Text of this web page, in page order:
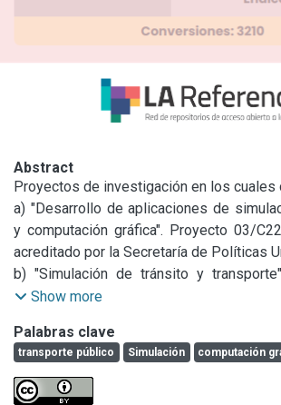
Abstract
Proyectos de investigación en los cuales
a) "Desarrollo de aplicaciones de
y computación gráfica". Proyecto 03/
acreditado por la Secretaría de Políticas
b) "Simulación de tránsito y
R12T03 de la UADE.
transporte público". Proyectofinanciado
Investigaciones Científicas de la
Aires.
Show more
Palabras clave
transporte público Simulación computación